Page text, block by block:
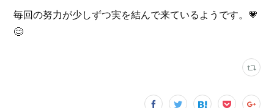
毎回の努力が少しずつ実を結んで来ているようです。💗
😊